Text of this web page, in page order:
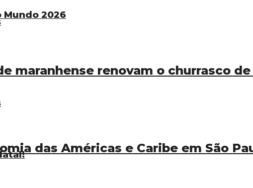
2026
maranhense renovam o churrasco de
das Américas e Caribe em São